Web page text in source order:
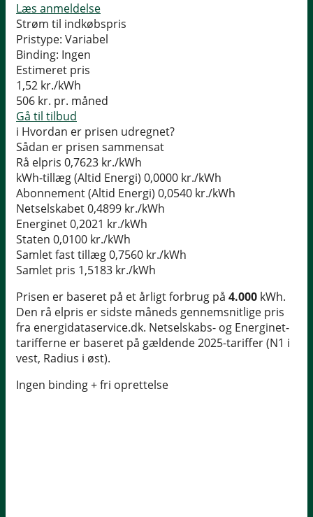
Læs anmeldelse
Strøm til indkøbspris
Pristype: Variabel
Binding: Ingen
Estimeret pris
1,52 kr./kWh
506 kr. pr. måned
Gå til tilbud
i Hvordan er prisen udregnet?
Sådan er prisen sammensat
Rå elpris 0,7623 kr./kWh
kWh-tillæg (Altid Energi) 0,0000 kr./kWh
Abonnement (Altid Energi) 0,0540 kr./kWh
Netselskabet0,4899 kr./kWh
Energinet0,2021 kr./kWh
Staten 0,0100 kr./kWh
Samlet fast tillæg0,7560 kr./kWh
Samlet pris 1,5183 kr./kWh
Prisen er baseret på et årligt forbrug på 4.000 kWh.
Den rå elpris er sidste måneds gennemsnitlige pris
fra energidataservice.dk. Netselskabs- og Energinet-
tarifferne er baseret på gældende 2025-tariffer (N1 i
vest, Radius i øst).
Ingen binding + fri oprettelse